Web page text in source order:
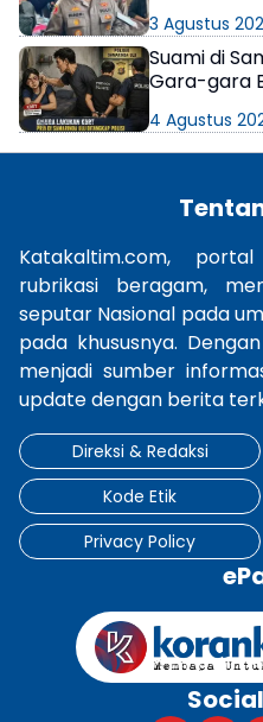
3 Agustus
Suami di
Gara-gara
4 Agustus
Katakaltim.com,
rubrikasi beragam,
seputar Nasional pada
pada khususnya.
menjadi sumber
update dengan berita
Direksi & Redaksi
Kode Etik
Privacy Policy